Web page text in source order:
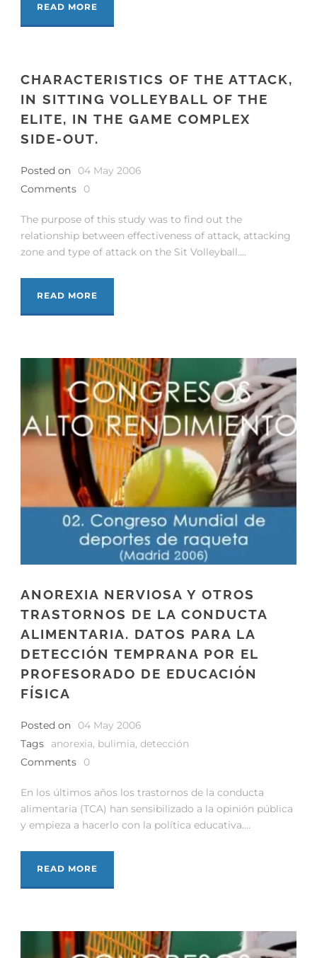
READ MORE
CHARACTERISTICS OF THE ATTACK,
IN SITTING VOLLEYBALL OF THE
ELITE, IN THE GAME COMPLEX
SIDE-OUT.
Posted on
04 May 2006
Comments
0
The purpose of this study was to find out the
relationship between effectiveness of attack, attacking
zone and type of attack on the Sit Volleyball....
READ MORE
ANOREXIA NERVIOSA Y OTROS
TRASTORNOS DE LA CONDUCTA
ALIMENTARIA. DATOS PARA LA
DETECCIÓN TEMPRANA POR EL
PROFESORADO DE EDUCACIÓN
FÍSICA
Posted on
04 May 2006
Tags
anorexia, bulimia, detección
Comments
0
En los últimos años los trastornos de la conducta
alimentaria (TCA) han sensibilizado a la opinión pública
y empieza a hacerlo con la política educativa....
READ MORE